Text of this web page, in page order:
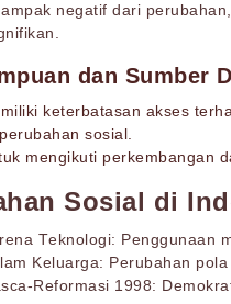
negatif dari
dan Sumber
keterbatasan akses
sosial.
mengikuti perkembangan
Sosial di
Teknologi: Penggunaan
Keluarga: Perubahan
Reformasi 1998: